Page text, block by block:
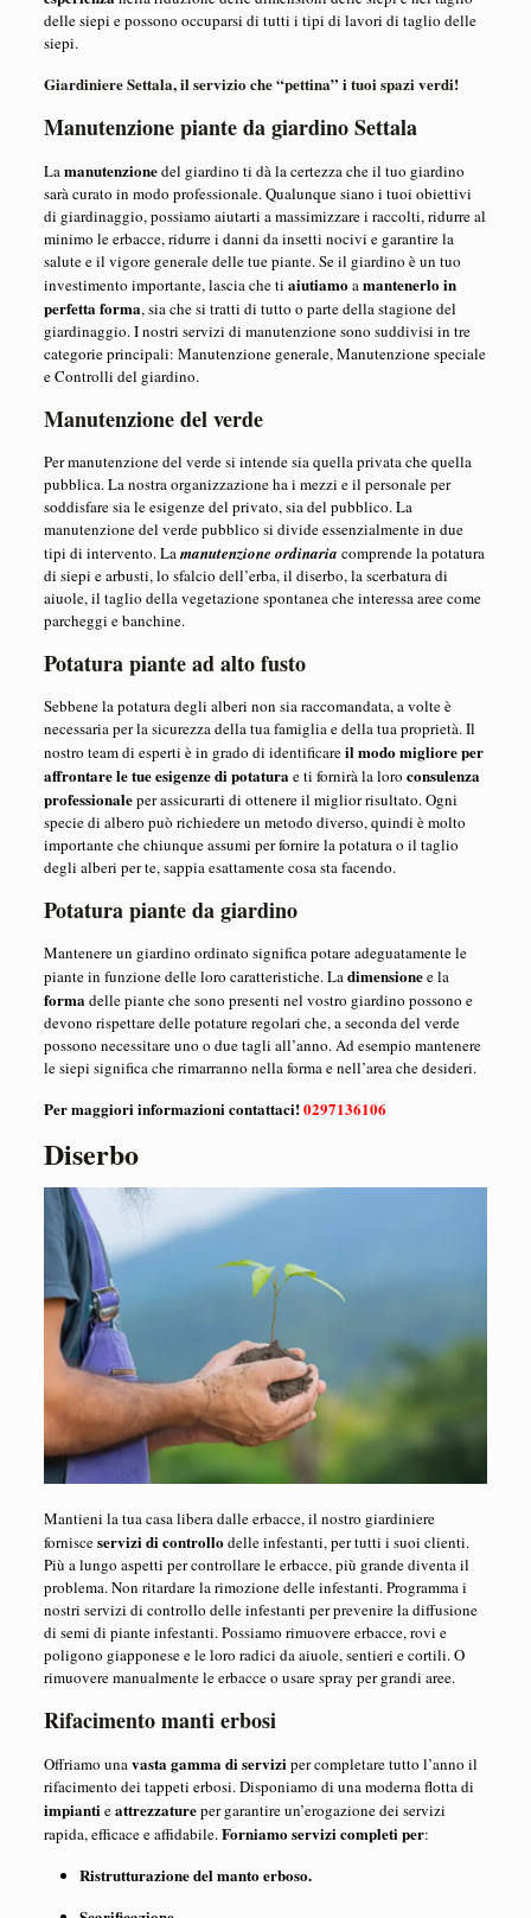
delle siepi e possono occuparsi di tutti i tipi di lavori di taglio delle
siepi.
Giardiniere Settala, il servizio che “pettina” i tuoi spazi verdi!
Manutenzione piante da giardino Settala
Lamanutenzionedel giardino ti dà la certezza che il tuo giardino
sarà curato in modo professionale. Qualunque siano i tuoi obiettivi
di giardinaggio, possiamo aiutarti a massimizzare i raccolti, ridurre al
minimo le erbacce, ridurre i danni da insetti nocivi e garantire la
salute e il vigore generale delle tue piante. Se il giardino è un tuo
investimento importante, lascia che ti aiutiamoamantenerlo in
perfetta forma, sia che si tratti di tutto o parte della stagione del
giardinaggio. I nostri servizi di manutenzione sono suddivisi in tre
categorie principali: Manutenzione generale, Manutenzione speciale
e Controlli del giardino.
Manutenzione del verde
Per manutenzione del verde si intende sia quella privata che quella
pubblica. La nostra organizzazione ha i mezzi e il personale per
soddisfare sia le esigenze del privato, sia del pubblico. La
manutenzione del verde pubblico si divide essenzialmente in due
tipi di intervento. Lamanutenzione ordinaria comprende la potatura
di siepi e arbusti, lo sfalcio dell’erba, il diserbo, la scerbatura di
aiuole, il taglio della vegetazione spontanea che interessa aree come
parcheggi e banchine.
Potatura piante ad alto fusto
Sebbene la potatura degli alberi non sia raccomandata, a volte è
necessaria per la sicurezza della tua famiglia e della tua proprietà. Il
nostro team di esperti è in grado di identificareil modo migliore per
affrontare le tue esigenze di potaturae ti fornirà la loro consulenza
professionaleper assicurarti di ottenere il miglior risultato. Ogni
specie di albero può richiedere un metodo diverso, quindi è molto
importante che chiunque assumi per fornire la potatura o il taglio
degli alberi per te, sappia esattamente cosa sta facendo.
Potatura piante da giardino
Mantenere un giardino ordinato significa potare adeguatamente le
piante in funzione delle loro caratteristiche. Ladimensionee la
formadelle piante che sono presenti nel vostro giardino possono e
devono rispettare delle potature regolari che, a seconda del verde
possono necessitare uno o due tagli all’anno. Ad esempio mantenere
le siepi significa che rimarranno nella forma e nell’area che desideri.
Per maggiori informazioni contattaci!0297136106
Diserbo
Mantieni la tua casa libera dalle erbacce, il nostro giardiniere
fornisceservizi di controllodelle infestanti, per tutti i suoi clienti.
Più a lungo aspetti per controllare le erbacce, più grande diventa il
problema. Non ritardare la rimozione delle infestanti. Programma i
nostri servizi di controllo delle infestanti per prevenire la diffusione
di semi di piante infestanti. Possiamo rimuovere erbacce, rovi e
poligono giapponese e le loro radici da aiuole, sentieri e cortili. O
rimuovere manualmente le erbacce o usare spray per grandi aree.
Rifacimento manti erbosi
Offriamo unavasta gamma di serviziper completare tutto l’anno il
rifacimento dei tappeti erbosi. Disponiamo di una moderna flotta di
impiantieattrezzatureper garantire un’erogazione dei servizi
rapida, efficace e affidabile.Forniamo servizi completi per:
Ristrutturazione del manto erboso.